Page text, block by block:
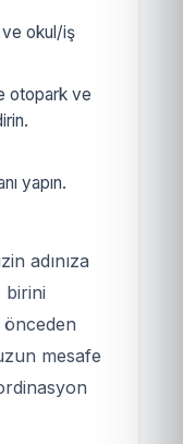
okul/iş
otopark ve
yapın.
adınıza
birini
mesafe